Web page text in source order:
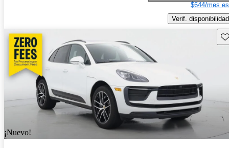
$644/mes
Verif. disponibilidad
¡Nuevo!